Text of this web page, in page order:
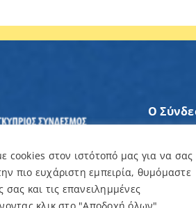
cookies στον ιστότοπό μας για να σας
πιο ευχάριστη εμπειρία, θυμόμαστε
σας και τις επανειλημμένες
Ο
Θέλω